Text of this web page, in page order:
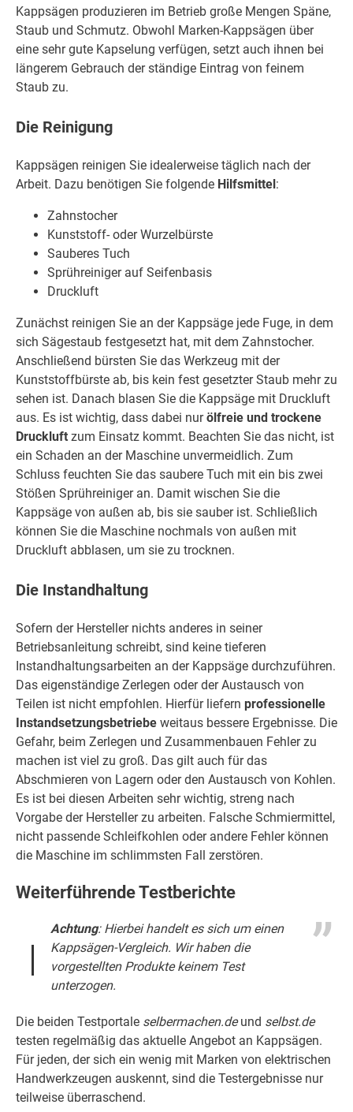
Kappsägen produzieren im Betrieb große Mengen Späne,
Staub und Schmutz. Obwohl Marken-Kappsägen über
eine sehr gute Kapselung verfügen, setzt auch ihnen bei
längerem Gebrauch der ständige Eintrag von feinem
Staub zu.
Die Reinigung
Kappsägen reinigen Sie idealerweise täglich nach der
Arbeit. Dazu benötigen Sie folgende Hilfsmittel :
Zahnstocher
Kunststoff- oder Wurzelbürste
Sauberes Tuch
Sprühreiniger auf Seifenbasis
Druckluft
Zunächst reinigen Sie an der Kappsäge jede Fuge, in dem
sich Sägestaub festgesetzt hat, mit dem Zahnstocher.
Anschließend bürsten Sie das Werkzeug mit der
Kunststoffbürste ab, bis kein fest gesetzter Staub mehr zu
sehen ist. Danach blasen Sie die Kappsäge mit Druckluft
aus. Es ist wichtig, dass dabei nurölfreie und trockene
Druckluft zum Einsatz kommt. Beachten Sie das nicht, ist
ein Schaden an der Maschine unvermeidlich. Zum
Schluss feuchten Sie das saubere Tuch mit ein bis zwei
Stößen Sprühreiniger an. Damit wischen Sie die
Kappsäge von außen ab, bis sie sauber ist. Schließlich
können Sie die Maschine nochmals von außen mit
Druckluft abblasen, um sie zu trocknen.
Die Instandhaltung
Sofern der Hersteller nichts anderes in seiner
Betriebsanleitung schreibt, sind keine tieferen
Instandhaltungsarbeiten an der Kappsäge durchzuführen.
Das eigenständige Zerlegen oder der Austausch von
Teilen ist nicht empfohlen. Hierfür liefern professionelle
Instandsetzungsbetriebe weitaus bessere Ergebnisse. Die
Gefahr, beim Zerlegen und Zusammenbauen Fehler zu
machen ist viel zu groß. Das gilt auch für das
Abschmieren von Lagern oder den Austausch von Kohlen.
Es ist bei diesen Arbeiten sehr wichtig, streng nach
Vorgabe der Hersteller zu arbeiten. Falsche Schmiermittel,
nicht passende Schleifkohlen oder andere Fehler können
die Maschine im schlimmsten Fall zerstören.
Weiterführende Testberichte
Achtung: Hierbei handelt es sich um einen
Kappsägen-Vergleich. Wir haben die
vorgestellten Produkte keinem Test
unterzogen.
Die beiden Testportale selbermachen.deund selbst.de
testen regelmäßig das aktuelle Angebot an Kappsägen.
Für jeden, der sich ein wenig mit Marken von elektrischen
Handwerkzeugen auskennt, sind die Testergebnisse nur
teilweise überraschend.